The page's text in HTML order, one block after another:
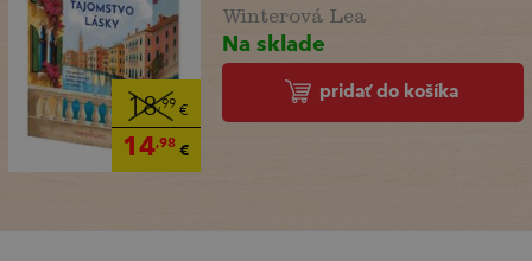
18,99 €
14,98€
Winterová Lea
Na sklade
pridať do košíka